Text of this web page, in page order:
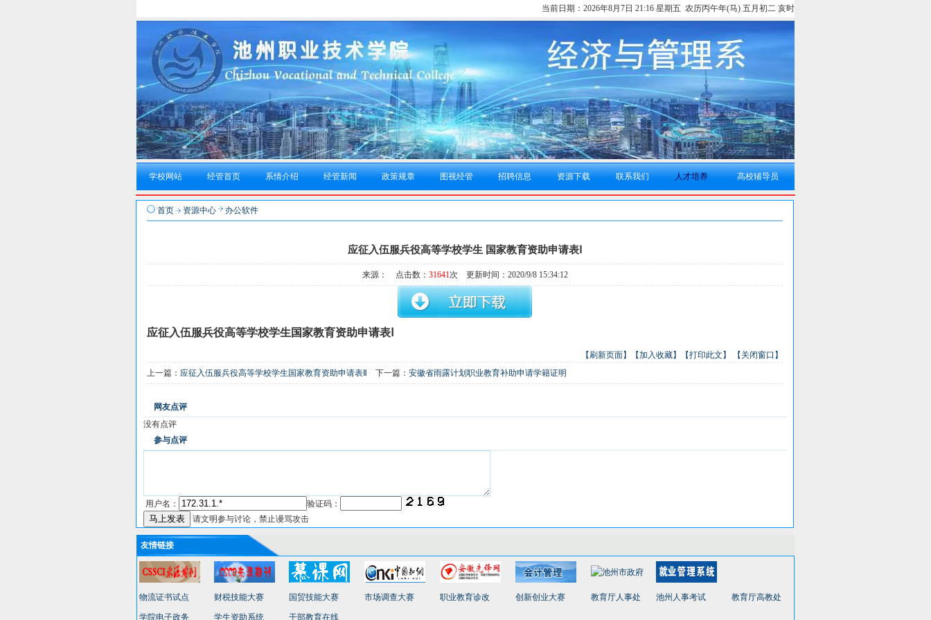
当前日期： 2026年8月7日 21:16 星期五 农历丙午年(马) 五月初二 亥时
学校网站 经管首页 系情介绍 经管新闻 政策规章 图视经管 招聘信息 资源下载 联系我们 人才培养 高校辅导员
首页 资源中心 办公软件
应征入伍服兵役高等学校学生 国家教育资助申请表Ⅰ
来源： 点击数： 31641次 更新时间：2020/9/8 15:34:12
应征入伍服兵役高等学校学生国家教育资助申请表
【刷新页面】 【加入收藏】 【打印此文】
【关闭窗口】
上一篇： 应征入伍服兵役高等学校学生国家教育资助申请表Ⅱ 下一篇： 安徽省雨露计划职业教育补助申请学籍证明
网友点评
没有点评
参与点评
用户名：
验证码：
请文明参与讨论，禁止谩骂攻击
友情链接
物流证书试点 财税技能大赛 国贸技能大赛 市场调查大赛 职业教育诊改 创新创业大赛 教育厅人事处 池州人事考试 教育厅高教处
学院电子政务 学生资助系统 干部教育在线